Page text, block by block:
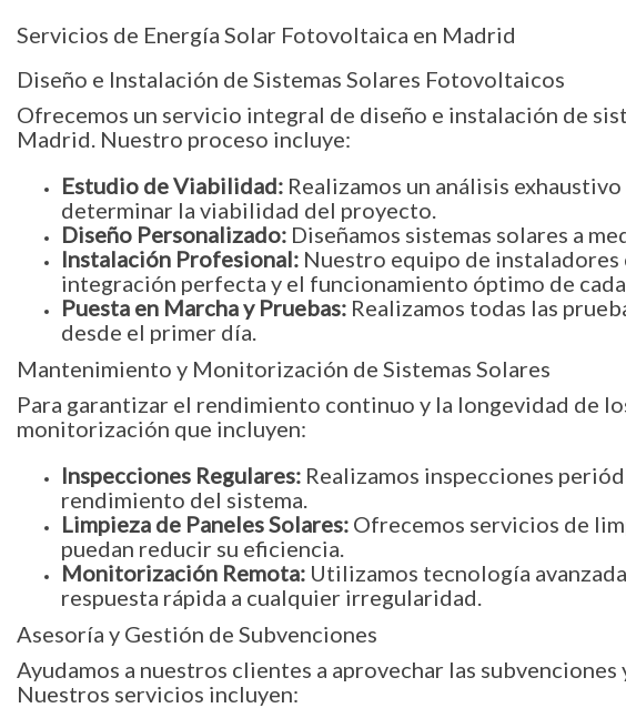
Servicios de Energía Solar Fotovoltaica en Madrid
Diseño e Instalación de Sistemas Solares Fotovoltaicos
Ofrecemos un servicio integral de diseño e instalación de
Madrid. Nuestro proceso incluye:
Estudio de Viabilidad: Realizamos un análisis
determinar la viabilidad del proyecto.
Diseño Personalizado: Diseñamos sistemas solares a
Instalación Profesional: Nuestro equipo de
integración perfecta y el funcionamiento óptimo de
Puesta en Marcha y Pruebas: Realizamos todas las
desde el primer día.
Mantenimiento y Monitorización de Sistemas Solares
Para garantizar el rendimiento continuo y la longevidad de
monitorización que incluyen:
Inspecciones Regulares: Realizamos inspecciones
rendimiento del sistema.
Limpieza de Paneles Solares: Ofrecemos servicios de
puedan reducir su eficiencia.
Monitorización Remota: Utilizamos tecnología
respuesta rápida a cualquier irregularidad.
Asesoría y Gestión de Subvenciones
Ayudamos a nuestros clientes a aprovechar las
Nuestros servicios incluyen: